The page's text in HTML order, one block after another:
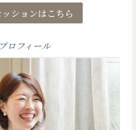
ションはこちら
プロフィール